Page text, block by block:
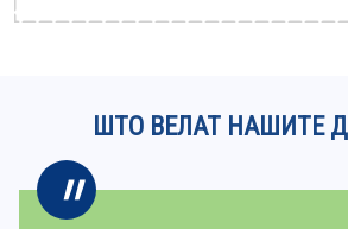
ШТО ВЕЛАТ НАШИТЕ